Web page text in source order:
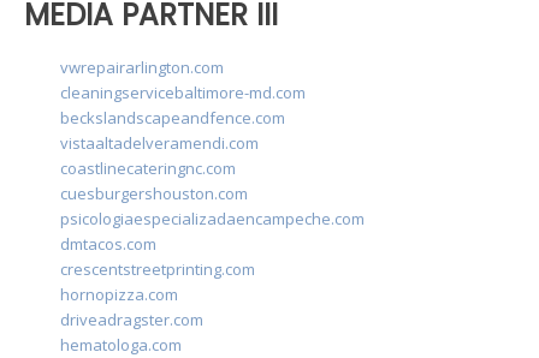
MEDIA PARTNER III
vwrepairarlington.com
cleaningservicebaltimore-md.com
beckslandscapeandfence.com
vistaaltadelveramendi.com
coastlinecateringnc.com
cuesburgershouston.com
psicologiaespecializadaencampeche.com
dmtacos.com
crescentstreetprinting.com
hornopizza.com
driveadragster.com
hematologa.com